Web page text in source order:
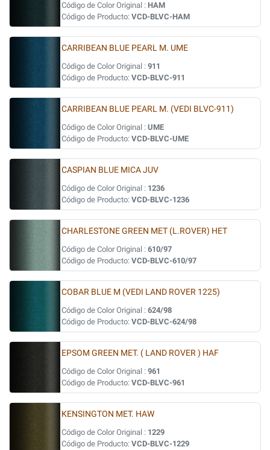
Código de Color Original : HAM
Código de Producto: VCD-BLVC-HAM
CARRIBEAN BLUE PEARL M. UME
Código de Color Original : 911
Código de Producto: VCD-BLVC-911
CARRIBEAN BLUE PEARL M. (VEDI BLVC-911)
Código de Color Original : UME
Código de Producto: VCD-BLVC-UME
CASPIAN BLUE MICA JUV
Código de Color Original : 1236
Código de Producto: VCD-BLVC-1236
CHARLESTONE GREEN MET (L.ROVER) HET
Código de Color Original : 610/97
Código de Producto: VCD-BLVC-610/97
COBAR BLUE M (VEDI LAND ROVER 1225)
Código de Color Original : 624/98
Código de Producto: VCD-BLVC-624/98
EPSOM GREEN MET. ( LAND ROVER ) HAF
Código de Color Original : 961
Código de Producto: VCD-BLVC-961
KENSINGTON MET. HAW
Código de Color Original : 1229
Código de Producto: VCD-BLVC-1229